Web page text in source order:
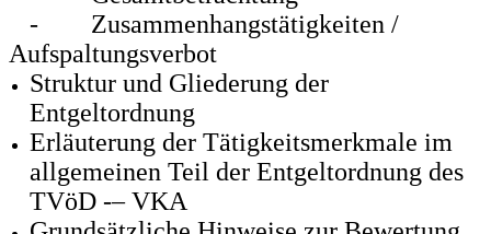
-
Zusammenhangstätigkeiten /
Aufspaltungsverbot
Struktur und Gliederung der
Entgeltordnung
Erläuterung der Tätigkeitsmerkmale im
allgemeinen Teil der Entgeltordnung des
TVöD -– VKA